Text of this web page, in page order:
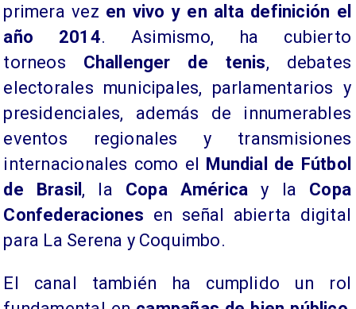
primera vez en vivo y en alta definición el
año 2014. Asimismo, ha cubierto
torneos Challenger de tenis, debates
electorales municipales, parlamentarios y
presidenciales, además de innumerables
eventos regionales y transmisiones
internacionales como el Mundial de Fútbol
de Brasil , la Copa América y la Copa
Confederaciones en señal abierta digital
para La Serena y Coquimbo.
El canal también ha cumplido un rol